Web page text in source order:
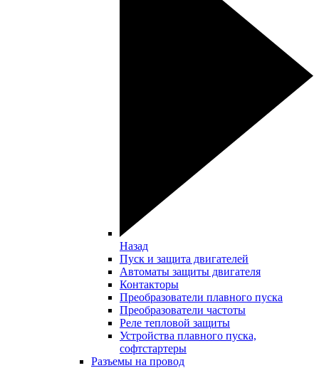
Назад
Пуск и защита двигателей
Автоматы защиты двигателя
Контакторы
Преобразователи плавного пуска
Преобразователи частоты
Реле тепловой защиты
Устройства плавного пуска,
софтстартеры
Разъемы на провод